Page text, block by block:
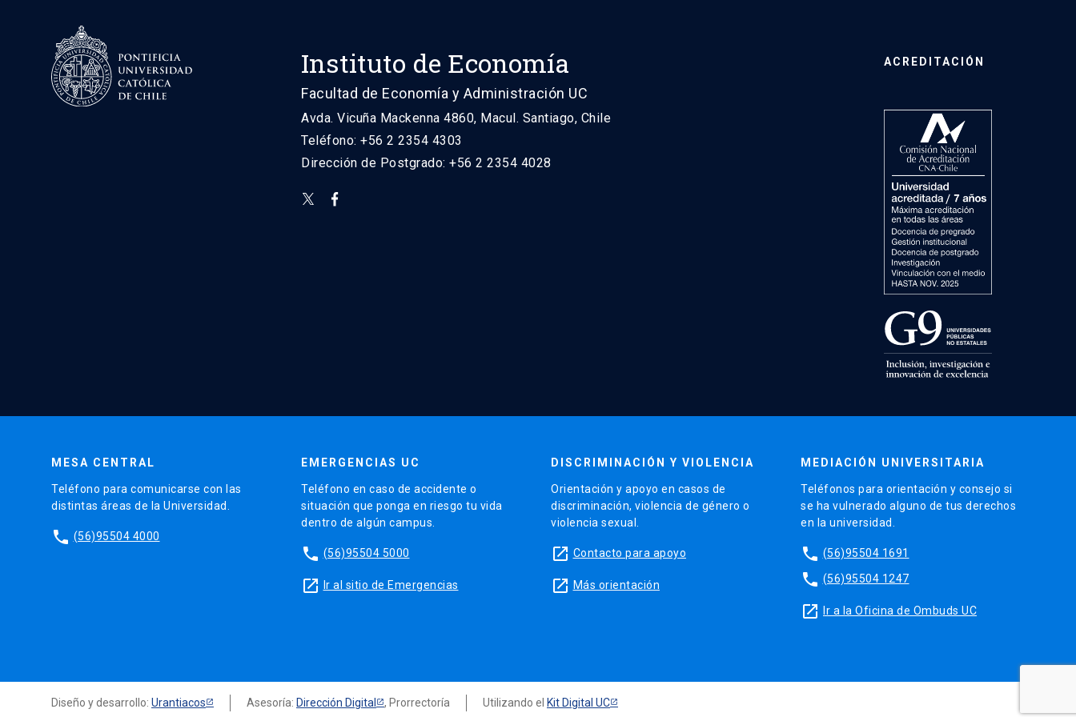
Instituto de Economía
Facultad de Economía y Administración UC
Avda. Vicuña Mackenna 4860, Macul. Santiago, Chile
Teléfono: +56 2 2354 4303
Dirección de Postgrado: +56 2 2354 4028
ACREDITACIÓN
MESA CENTRAL
Teléfono para comunicarse con las
distintas áreas de la Universidad.
phone (56)95504 4000
EMERGENCIAS UC
Teléfono en caso de accidente o
situación que ponga en riesgo tu vida
dentro de algún campus.
phone (56)95504 5000
launch Ir al sitio de Emergencias
DISCRIMINACIÓN Y VIOLENCIA
Orientación y apoyo en casos de
discriminación, violencia de género o
violencia sexual.
launch Contacto para apoyo
launch Más orientación
MEDIACIÓN UNIVERSITARIA
Teléfonos para orientación y consejo si
se ha vulnerado alguno de tus derechos
en la universidad.
phone (56)95504 1691
phone (56)95504 1247
launch Ir a la Oficina de Ombuds UC
Diseño y desarrollo: Urantiacos Asesoría: Dirección Digital , Prorrectoría Utilizando el Kit Digital UC